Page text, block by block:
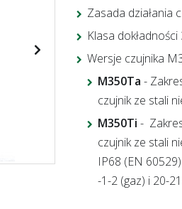
Zasada działania
Klasa
Wersje czujnika
M350Ta -
czujnik ze stali
M350Ti -
czujnik ze stali
IP68 (EN
-1-2 (gaz) i 20-